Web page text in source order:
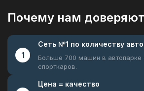
Почему нам
1
Сеть №1 по количеству авто
Больше 700 машин в автопарке
спорткаров.
Цена = качество